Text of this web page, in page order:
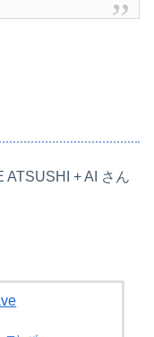
ATSUSHI + AI さん